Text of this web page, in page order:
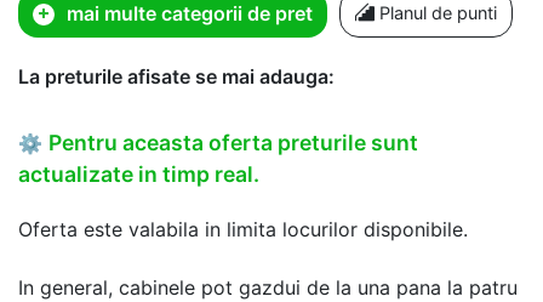
mai multe categorii de pret Planul de punti
La preturile afisate se mai adauga:
⚙ Pentru aceasta oferta preturile sunt
actualizate in timp real.
Oferta este valabila in limita locurilor disponibile.
In general, cabinele pot gazdui de la una pana la patru